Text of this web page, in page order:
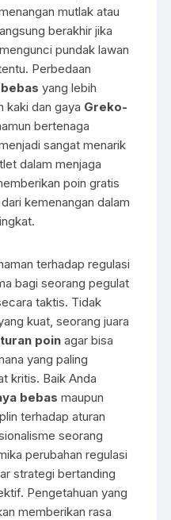
mutlak atau
berakhir jika
pundak lawan
Perbedaan
yang lebih
kaki dan gaya Greko-
bertenaga
sangat menarik
dalam menjaga
poin gratis
kemenangan dalam
terhadap regulasi
bagi seorang pegulat
taktis. Tidak
kuat, seorang juara
poin agar bisa
yang paling
kritis. Baik Anda
bebas maupun
terhadap aturan
seorang
perubahan regulasi
strategi bertanding
Pengetahuan yang
memberikan rasa